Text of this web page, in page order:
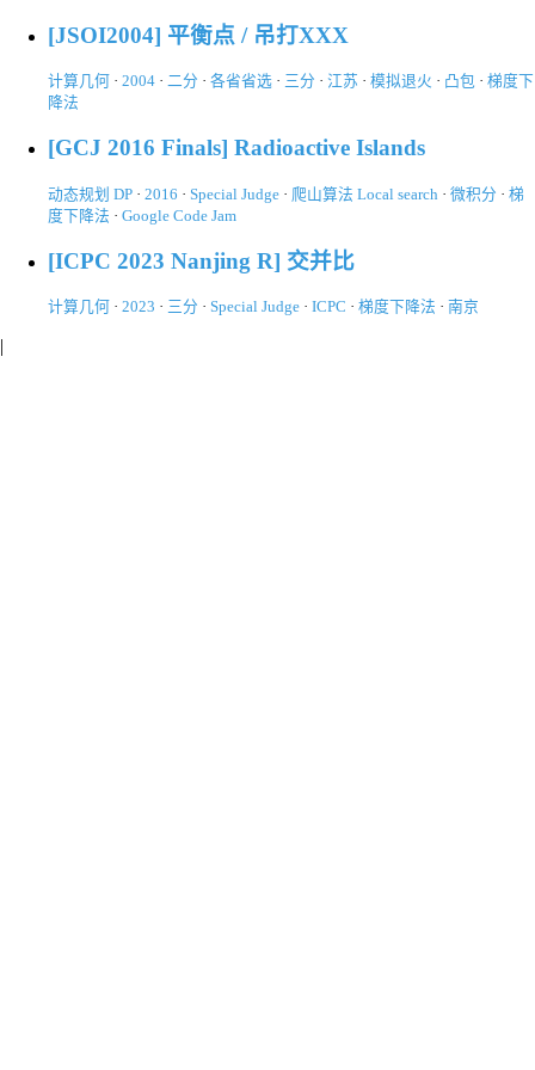
[JSOI2004] 平衡点 / 吊打XXX
计算几何 · 2004 · 二分 · 各省省选 · 三分 · 江苏 · 模拟退火 · 凸包 · 梯度下
降法
[GCJ 2016 Finals] Radioactive Islands
动态规划 DP · 2016 · Special Judge · 爬山算法 Local search · 微积分 · 梯
度下降法 · Google Code Jam
[ICPC 2023 Nanjing R] 交并比
计算几何 · 2023 · 三分 · Special Judge · ICPC · 梯度下降法 · 南京
|